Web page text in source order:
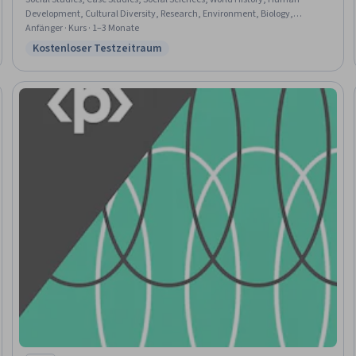
Development, Cultural Diversity, Research, Environment, Biology,
Environmental Science
Anfänger · Kurs · 1–3 Monate
Status: Kostenloser Testzeitraum
Kostenloser Testzeitraum